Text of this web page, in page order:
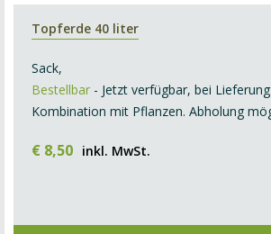
Topferde 40 liter
Sack,
Bestellbar - Jetzt verfügbar, bei
Kombination mit Pflanzen. Abholung
€ 8,50 inkl. MwSt.